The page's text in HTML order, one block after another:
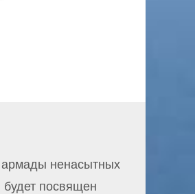
армады ненасытных
посвящен